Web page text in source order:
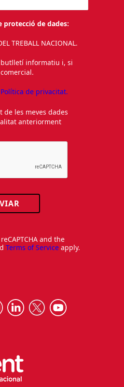
protecció de dades:
TREBALL NACIONAL.
informatiu i, si
Política de privacitat.
de les meves dades
anteriorment
and the
Terms of Service apply.